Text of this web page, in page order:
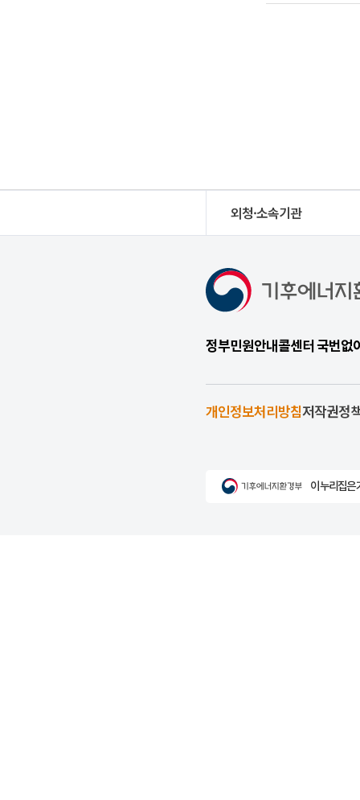
외청·소속기관
정부민원안내콜센터 국번
개인정보처리방침저작권정
이 누리집은